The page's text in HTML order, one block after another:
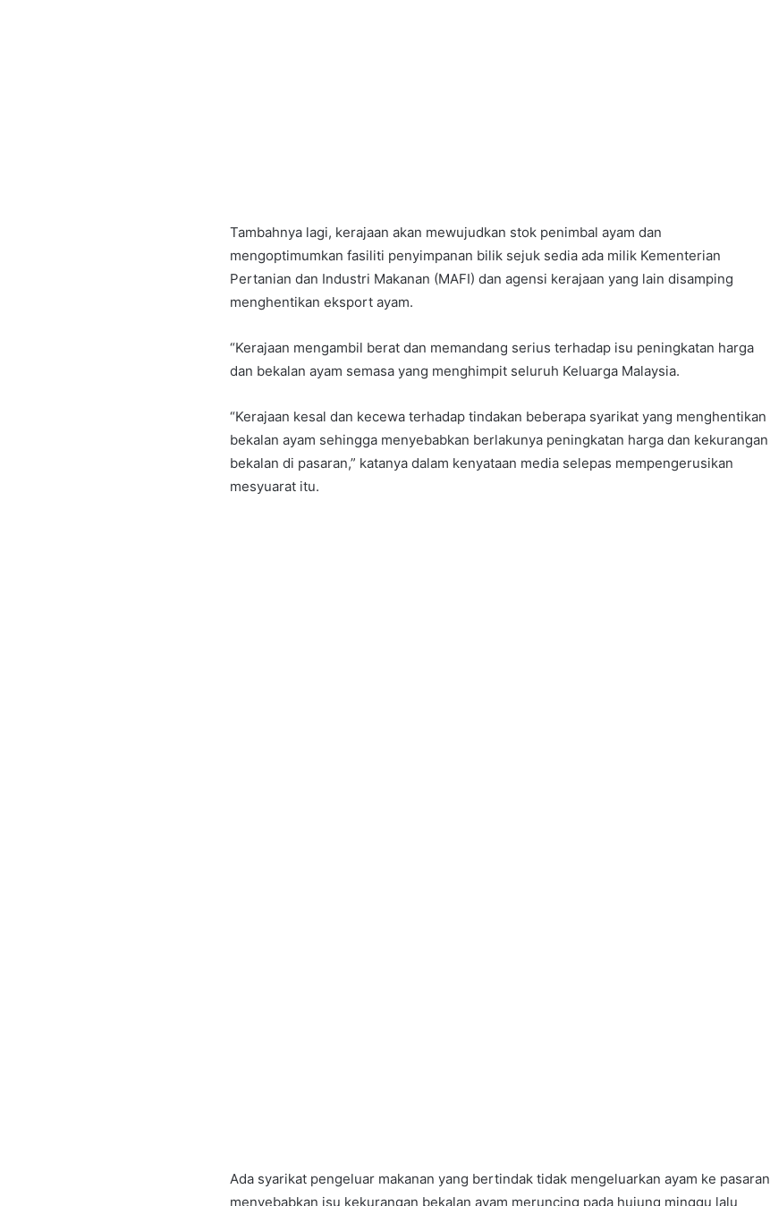
Tambahnya lagi, kerajaan akan mewujudkan stok penimbal ayam dan
mengoptimumkan fasiliti penyimpanan bilik sejuk sedia ada milik Kementerian
Pertanian dan Industri Makanan (MAFI) dan agensi kerajaan yang lain disamping
menghentikan eksport ayam.
“Kerajaan mengambil berat dan memandang serius terhadap isu peningkatan harga
dan bekalan ayam semasa yang menghimpit seluruh Keluarga Malaysia.
“Kerajaan kesal dan kecewa terhadap tindakan beberapa syarikat yang menghentikan
bekalan ayam sehingga menyebabkan berlakunya peningkatan harga dan kekurangan
bekalan di pasaran,” katanya dalam kenyataan media selepas mempengerusikan
mesyuarat itu.
Ada syarikat pengeluar makanan yang bertindak tidak mengeluarkan ayam ke pasaran
menyebabkan isu kekurangan bekalan ayam meruncing pada hujung minggu lalu